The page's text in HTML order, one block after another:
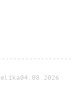
04.08.2026